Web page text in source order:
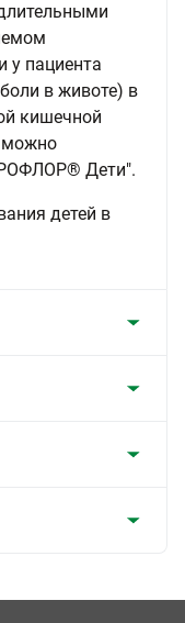
у пациента
в животе) в
кишечной
можно
Дети".
детей в